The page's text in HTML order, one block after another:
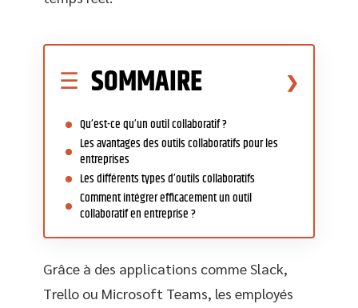
SOMMAIRE
Qu’est-ce qu’un outil collaboratif ?
Les avantages des outils collaboratifs pour les
entreprises
Les différents types d’outils collaboratifs
Comment intégrer efficacement un outil
collaboratif en entreprise ?
Grâce à des applications comme Slack,
Trello ou Microsoft Teams, les employés